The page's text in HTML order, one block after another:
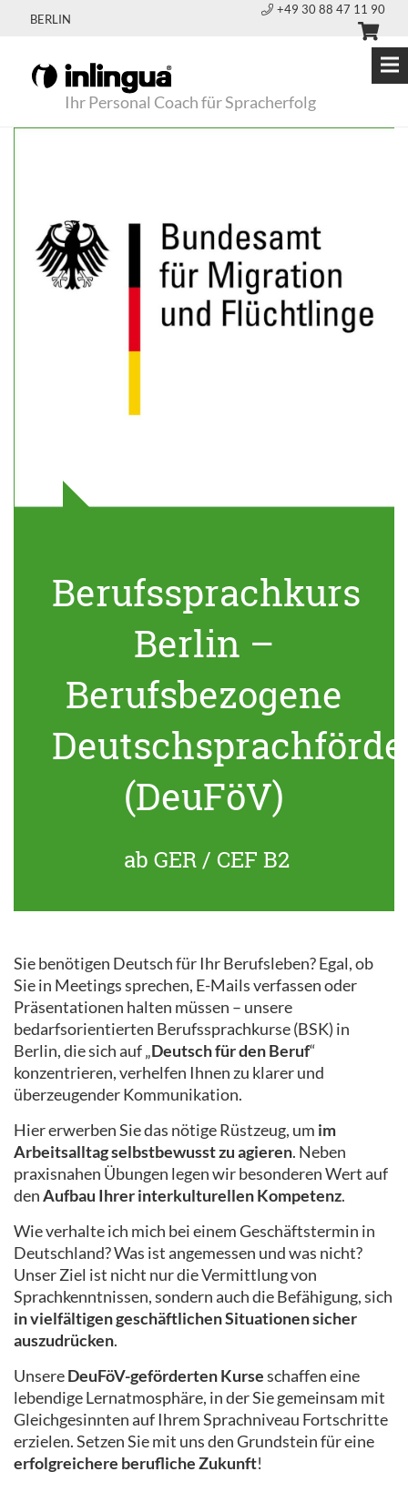
BERLIN
+49 30 88 47 11 90
Ihr Personal Coach für Spracherfolg
Berufssprachkurs
Berlin –
Berufsbezogene
(DeuFöV)
ab GER / CEF B2
Sie benötigen Deutsch für Ihr Berufsleben? Egal, ob
Sie in Meetings sprechen, E-Mails verfassen oder
Präsentationen halten müssen – unsere
bedarfsorientierten Berufssprachkurse (BSK) in
Berlin, die sich auf „Deutsch für den Beruf“
konzentrieren, verhelfen Ihnen zu klarer und
überzeugender Kommunikation.
Hier erwerben Sie das nötige Rüstzeug, um im
Arbeitsalltag selbstbewusst zu agieren. Neben
praxisnahen Übungen legen wir besonderen Wert auf
denAufbau Ihrer interkulturellen Kompetenz.
Wie verhalte ich mich bei einem Geschäftstermin in
Deutschland? Was ist angemessen und was nicht?
Unser Ziel ist nicht nur die Vermittlung von
Sprachkenntnissen, sondern auch die Befähigung, sich
in vielfältigen geschäftlichen Situationen sicher
auszudrücken.
UnsereDeuFöV-geförderten Kurseschaffen eine
lebendige Lernatmosphäre, in der Sie gemeinsam mit
Gleichgesinnten auf Ihrem Sprachniveau Fortschritte
erzielen. Setzen Sie mit uns den Grundstein für eine
erfolgreichere berufliche Zukunft!